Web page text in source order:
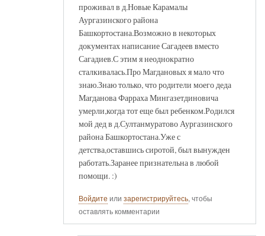
проживал в д.Новые Карамалы
Аургазинского района
Башкортостана.Возможно в некоторых
документах написание Сагадеев вместо
Сагадиев.С этим я неоднократно
сталкивалась.Про Магдановых я мало что
знаю.Знаю только, что родители моего деда
Магданова Фарраха Мингазетдиновича
умерли,когда тот еще был ребенком.Родился
мой дед в д.Султанмуратово Аургазинского
района Башкортостана.Уже с
детства,оставшись сиротой, был вынужден
работать.Заранее признательна в любой
помощи. :)
Войдите или зарегистрируйтесь, чтобы
оставлять комментарии